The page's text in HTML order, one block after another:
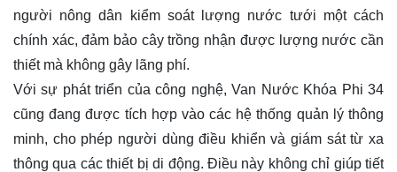
người nông dân kiểm soát lượng nước tưới một cách
chính xác, đảm bảo cây trồng nhận được lượng nước cần
thiết mà không gây lãng phí.
Với sự phát triển của công nghệ, Van Nước Khóa Phi 34
cũng đang được tích hợp vào các hệ thống quản lý thông
minh, cho phép người dùng điều khiển và giám sát từ xa
thông qua các thiết bị di động. Điều này không chỉ giúp tiết